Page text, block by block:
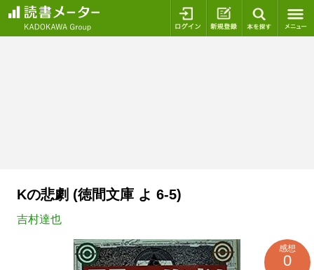
ログイン 新規登録
Kの悲劇 (徳間文庫 よ 6-5)
吉村達也
感想
0